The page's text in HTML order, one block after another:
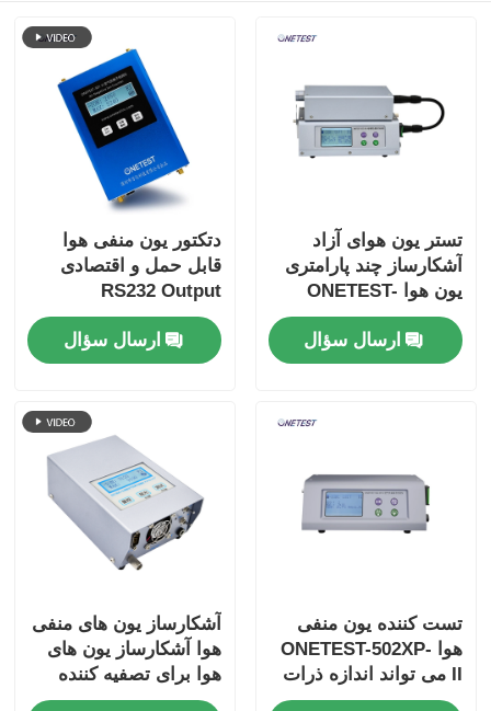
سری ابزار فوق صوتی تایوان Huibo
ترمومتر فیبر نوری
تستر یون هوای آزاد
آشکارساز چند پارامتری
یون هوا ONETEST-
502XP-A
ارسال سؤال
دتکتور یون منفی هوا
قابل حمل و اقتصادی
RS232 Output
ارسال سؤال
تست کننده یون منفی
هوا ONETEST-502XP-
II می تواند اندازه ذرات
کوچک را اندازه گیری کند
آشکارساز یون های منفی
هوا آشکارساز یون های
هوا برای تصفیه کننده
های هوا در جنگل